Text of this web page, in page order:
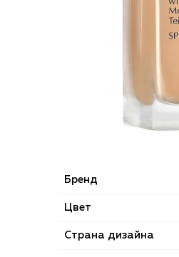
Бренд
Цвет
Страна дизайна